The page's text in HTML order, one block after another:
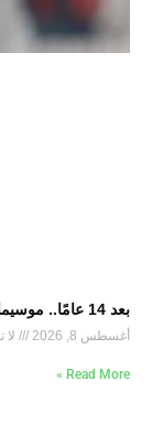
بعد 14 عامًا.. موسيماني يعود مدربًا لمنتخب جنوب أفريقيا
أغسطس 8, 2026 لا
Read More »